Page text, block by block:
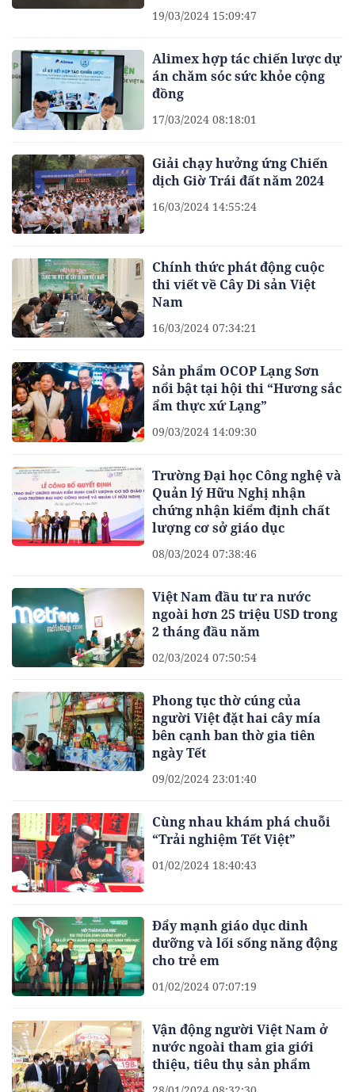
19/03/2024 15:09:47
Alimex hợp tác chiến lược dự
án chăm sóc sức khỏe cộng
đồng
17/03/2024 08:18:01
Giải chạy hưởng ứng Chiến
dịch Giờ Trái đất năm 2024
16/03/2024 14:55:24
Chính thức phát động cuộc
thi viết về Cây Di sản Việt
Nam
16/03/2024 07:34:21
Sản phẩm OCOP Lạng Sơn
nổi bật tại hội thi “Hương sắc
ẩm thực xứ Lạng”
09/03/2024 14:09:30
Trường Đại học Công nghệ và
Quản lý Hữu Nghị nhận
chứng nhận kiểm định chất
lượng cơ sở giáo dục
08/03/2024 07:38:46
Việt Nam đầu tư ra nước
ngoài hơn 25 triệu USD trong
2 tháng đầu năm
02/03/2024 07:50:54
Phong tục thờ cúng của
người Việt đặt hai cây mía
bên cạnh ban thờ gia tiên
ngày Tết
09/02/2024 23:01:40
Cùng nhau khám phá chuỗi
“Trải nghiệm Tết Việt”
01/02/2024 18:40:43
Đẩy mạnh giáo dục dinh
dưỡng và lối sống năng động
cho trẻ em
01/02/2024 07:07:19
Vận động người Việt Nam ở
nước ngoài tham gia giới
thiệu, tiêu thụ sản phẩm